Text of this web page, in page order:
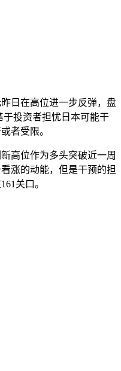
日在高位进一步反弹，盘
于投资者担忧日本可能干
者受限。
高位作为多头突破近一周
涨的动能，但是干预的担
关口。